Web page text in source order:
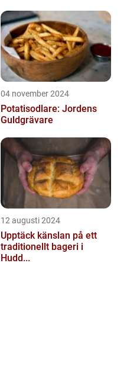
04 november 2024
Potatisodlare: Jordens
Guldgrävare
12 augusti 2024
Upptäck känslan på ett
traditionellt bageri i
Hudd...